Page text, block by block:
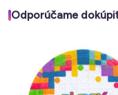
Odporúčame